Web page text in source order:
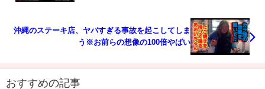
沖縄のステーキ店、ヤバすぎる事故を起こしてしま
う※お前らの想像の100倍やばい
おすすめの記事